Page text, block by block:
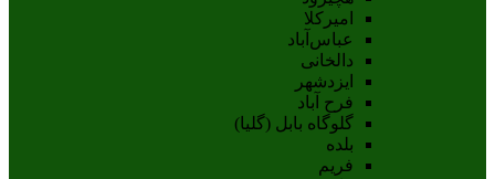
امیرکلا
عباس‌آباد
دالخانی
ایزدشهر
فرح آباد
گلوگاه بابل (گلیا)
بلده
فریم